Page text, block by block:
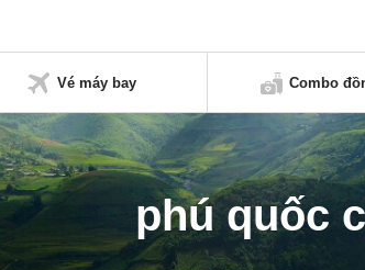
Vé máy bay Combo
phú quốc